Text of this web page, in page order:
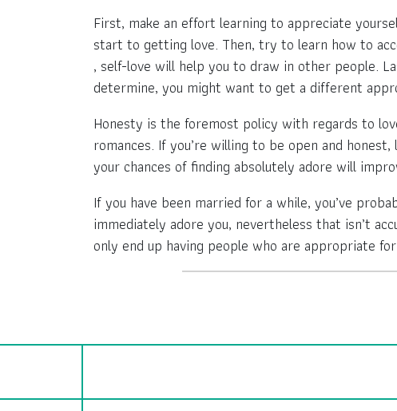
First, make an effort learning to appreciate
start to getting love. Then, try to learn how to
, self-love will help you to draw in other people.
determine, you might want to get a different
Honesty is the foremost policy with regards to
romances. If you’re willing to be open and
your chances of finding absolutely adore will
If you have been married for a while, you’ve
immediately adore you, nevertheless that isn’t
only end up having people who are appropriate